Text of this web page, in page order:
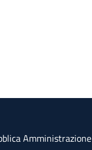
Amministrazione